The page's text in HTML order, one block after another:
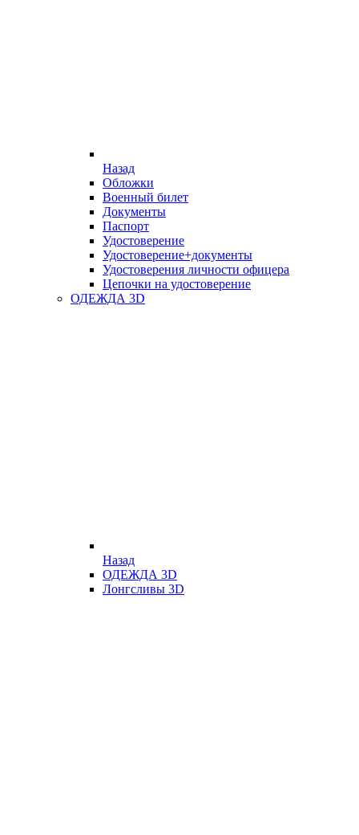
Назад
Обложки
Военный билет
Документы
Паспорт
Удостоверение
Удостоверение+документы
Удостоверения личности офицера
Цепочки на удостоверение
ОДЕЖДА 3D
Назад
ОДЕЖДА 3D
Лонгсливы 3D